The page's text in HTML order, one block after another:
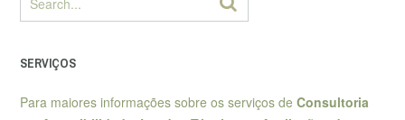
SERVIÇOS
Para maiores informações sobre os serviços de Consultoria